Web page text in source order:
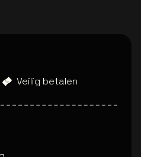
Veilig betalen